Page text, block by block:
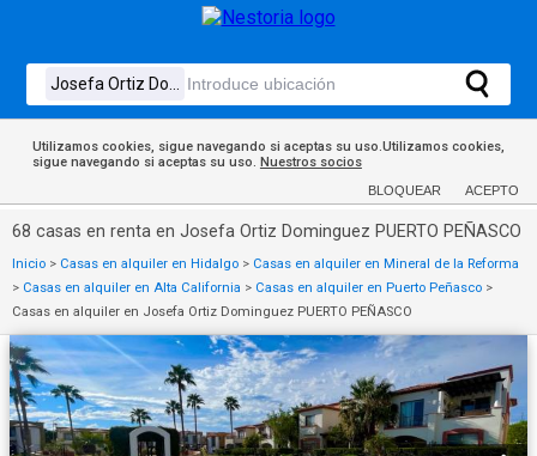
Utilizamos cookies, sigue navegando si aceptas su uso.Utilizamos cookies,
sigue navegando si aceptas su uso. Nuestros socios
BLOQUEAR ACEPTO
68 casas en renta en Josefa Ortiz Dominguez PUERTO PEÑASCO
Inicio > Casas en alquiler en Hidalgo > Casas en alquiler en Mineral de la Reforma
> Casas en alquiler en Alta California > Casas en alquiler en Puerto Peñasco >
Casas en alquiler en Josefa Ortiz Dominguez PUERTO PEÑASCO